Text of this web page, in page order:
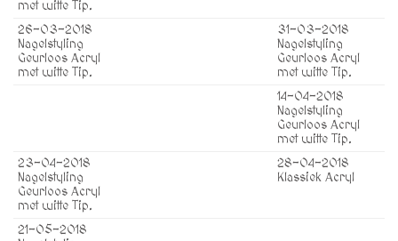
met witte Tip.
26-03-2018
Nagelstyling
Geurloos Acryl
met witte Tip.
31-03-2018
Nagelstyling
Geurloos Acryl
met witte Tip.
14-04-2018
Nagelstyling
Geurloos Acryl
met witte Tip.
23-04-2018
Nagelstyling
Geurloos Acryl
met witte Tip.
28-04-2018
Klassiek Acryl
21-05-2018